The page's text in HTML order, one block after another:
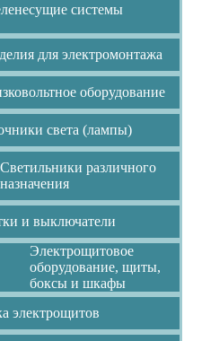
системы
для электромонтажа
оборудование
света (лампы)
Светильники различного
назначения
и выключатели
Электрощитовое
оборудование, щиты,
боксы и шкафы
электрощитов